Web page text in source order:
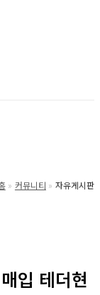
커뮤니티 자유게시판
입 테더현